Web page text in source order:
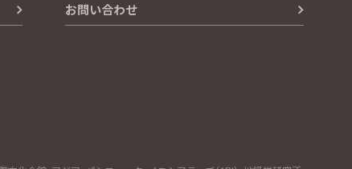
お問い合わせ